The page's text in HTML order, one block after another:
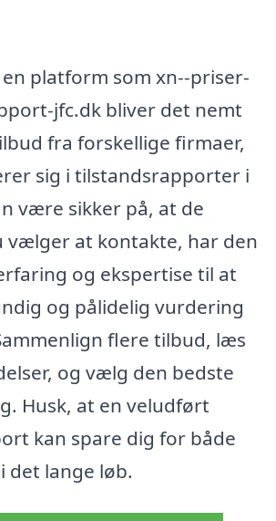
platform som xn--priser-
jfc.dk bliver det nemt
fra forskellige firmaer,
sig i tilstandsrapporter i
være sikker på, at de
vælger at kontakte, har den
og ekspertise til at
og pålidelig vurdering
flere tilbud, læs
og vælg den bedste
Husk, at en veludført
kan spare dig for både
det lange løb.